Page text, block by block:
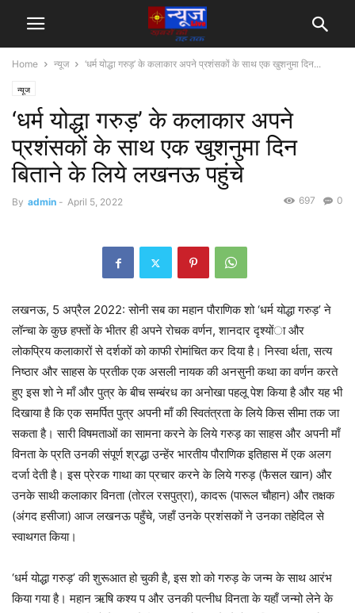
Home न्यूज ‘धर्म योद्धा गरुड़’ के कलाकार अपने प्रशंसकों के साथ एक खुशनुमा दिन...
न्यूज
‘धर्म योद्धा गरुड़’ के कलाकार अपने
प्रशंसकों के साथ एक खुशनुमा दिन
बिताने के लिये लखनऊ पहुंचे
By admin - April 5, 2022 0
697
लखनऊ, 5 अप्रैल 2022: सोनी सब का महान पौराणिक शो ‘धर्म योद्धा गरुड़’ ने
लॉन्चा के कुछ हफ्तों के भीतर ही अपने रोचक वर्णन, शानदार दृश्योंा और
लोकप्रिय कलाकारों से दर्शकों को काफी रोमांचित कर दिया है। निस्वा र्थता, सत्य
निष्ठार और साहस के प्रतीक एक असली नायक की अनसुनी कथा का वर्णन करते
हुए इस शो ने माँ और पुत्र के बीच सम्बंरध का अनोखा पहलू पेश किया है और यह भी
दिखाया है कि एक समर्पित पुत्र अपनी माँ की स्वितंत्रता के लिये किस सीमा तक जा
सकता है। सारी विषमताओं का सामना करने के लिये गरुड़ का साहस और अपनी माँ
विनता के प्रति उनकी संपूर्ण श्रद्धा उन्हेंर भारतीय पौराणिक इतिहास में एक अलग
दर्जा देती है। इस प्रेरक गाथा का प्रचार करने के लिये गरुड़ (फैसल खान) और
उनके साथी कलाकार विनता (तोरल रसपुत्रा), कादरू (पारूल चौहान) और तक्षक
(अंगद हसीजा) आज लखनऊ पहुँचे, जहाँ उनके प्रशंसकों ने उनका तहेदिल से
स्वाथगत किया।
‘धर्म योद्धा गरुड़’ की शुरूआत हो चुकी है, इस शो को गरुड़ के जन्म के साथ आरंभ
किया गया है। महान ऋषि कश्य प और उनकी पत्नीध विनता के यहाँ जन्मो लेने के